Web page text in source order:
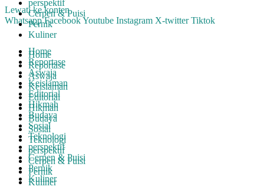
Lewati ke konten
Whatsapp FacebookYoutube Instagram X-twitter Tiktok
Home
Reportase
Aswaja
Keislaman
Editorial
Hikmah
Budaya
Sosial
Teknologi
perspektif
Cerpen & Puisi
Pernik
Kuliner
perspektif
Cerpen & Puisi
Pernik
Kuliner
Home
Reportase
Aswaja
Keislaman
Editorial
Hikmah
Budaya
Sosial
Teknologi
perspektif
Cerpen & Puisi
Pernik
Kuliner